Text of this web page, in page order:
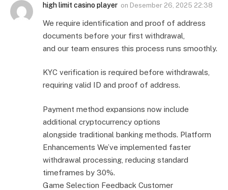
high limit casino player on Desember 26, 2025 22:38
We require identification and proof of address
documents before your first withdrawal,
and our team ensures this process runs smoothly.
KYC verification is required before withdrawals,
requiring valid ID and proof of address.
Payment method expansions now include
additional cryptocurrency options
alongside traditional banking methods. Platform
Enhancements We’ve implemented faster
withdrawal processing, reducing standard
timeframes by 30%.
Game Selection Feedback Customer